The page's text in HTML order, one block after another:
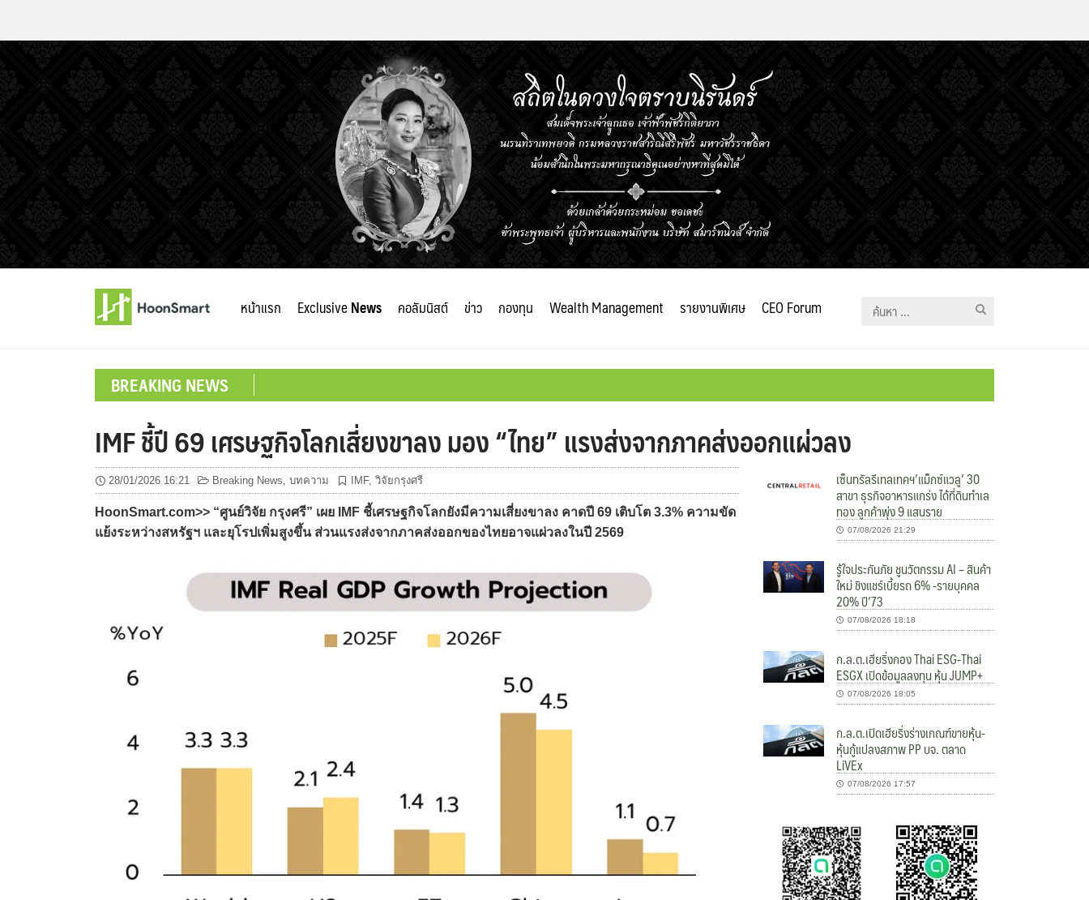
หน้าแรก ExclusiveNews คอลัมนิสต์ ข่าว กองทุน Wealth Management รายงานพิเศษ CEO Forum
ค้นหา
BREAKING NEWS
IMF ชี้ปี 69 เศรษฐกิจโลกเสี่ยงขาลง มอง “ไทย” แรงส่งจากภาคส่งออกแผ่วลง
28/01/2026 16:21 Breaking News, บทความ IMF, วิจัยกรุงศรี
HoonSmart.com>> “ศูนย์วิจัย กรุงศรี” เผย IMF ชี้เศรษฐกิจโลกยังมีความเสี่ยงขาลง คาดปี 69 เติบโต 3.3% ความขัด
แย้งระหว่างสหรัฐฯ และยุโรปเพิ่มสูงขึ้น ส่วนแรงส่งจากภาคส่งออกของไทยอาจแผ่วลงในปี 2569
เซ็นทรัลรีเทลเทคฯ’แม็กซ์แวลู’ 30
สาขา ธุรกิจอาหารแกร่ง ได้ที่ดินทำเล
ทอง ลูกค้าพุ่ง 9 แสนราย
07/08/2026 21:29
รู้ใจประกันภัย ชูนวัตกรรม AI – สินค้า
ใหม่ ชิงแชร์เบี้ยรถ 6% -รายบุคคล
20% ปี’73
07/08/2026 18:18
ก.ล.ต.เฮียริ่งกอง Thai ESG-Thai
ESGX เปิดข้อมูลลงทุน หุ้น JUMP+
07/08/2026 18:05
ก.ล.ต.เปิดเฮียริ่งร่างเกณฑ์ขายหุ้น-
หุ้นกู้แปลงสภาพ PP บจ. ตลาด
LiVEx
07/08/2026 17:57